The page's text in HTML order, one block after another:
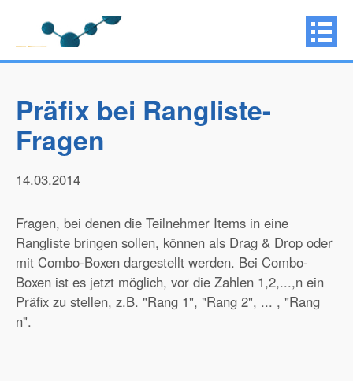
Präfix bei Rangliste-
Fragen
14.03.2014
Fragen, bei denen die Teilnehmer Items in eine
Rangliste bringen sollen, können als Drag & Drop oder
mit Combo-Boxen dargestellt werden. Bei Combo-
Boxen ist es jetzt möglich, vor die Zahlen 1,2,...,n ein
Präfix zu stellen, z.B. "Rang 1", "Rang 2", ... , "Rang
n".